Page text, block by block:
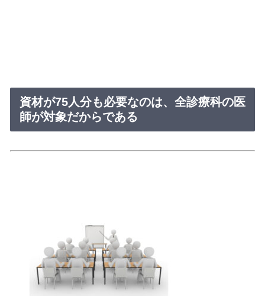
資材が75人分も必要なのは、全診療科の医
師が対象だからである